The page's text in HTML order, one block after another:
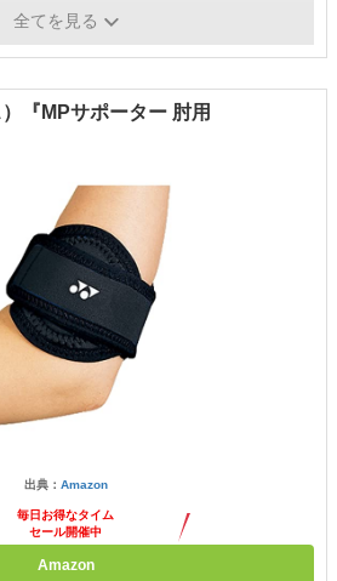
ニア用
全てを見る
『MPサポーター 肘用
出典： Amazon
毎日お得なタイム
セール開催中
Amazon